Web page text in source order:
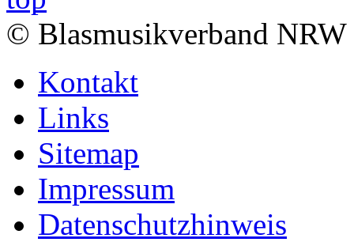
© Blasmusikverband NRW
Kontakt
Links
Sitemap
Impressum
Datenschutzhinweis